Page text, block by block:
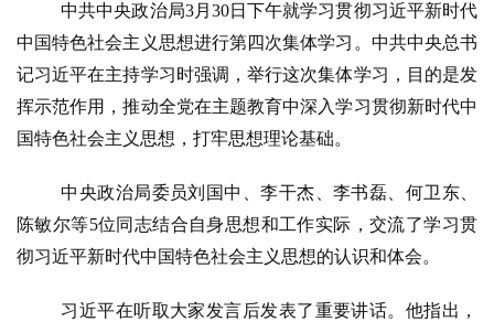
中共中央政治局3月30日下午就学习贯彻习近平新时代
中国特色社会主义思想进行第四次集体学习。中共中央总书
记习近平在主持学习时强调，举行这次集体学习，目的是发
挥示范作用，推动全党在主题教育中深入学习贯彻新时代中
国特色社会主义思想，打牢思想理论基础。
中央政治局委员刘国中、李干杰、李书磊、何卫东、
陈敏尔等5位同志结合自身思想和工作实际，交流了学习贯
彻习近平新时代中国特色社会主义思想的认识和体会。
习近平在听取大家发言后发表了重要讲话。他指出，